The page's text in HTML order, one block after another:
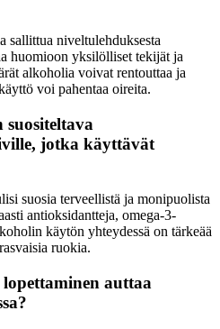
niveltulehduksesta
huomioon yksilölliset tekijät ja
alkoholia voivat rentouttaa ja
voi pahentaa oireita.
jotka käyttävät
suosia terveellistä ja monipuolista
antioksidantteja, omega-3-
käytön yhteydessä on tärkeää
ruokia.
auttaa